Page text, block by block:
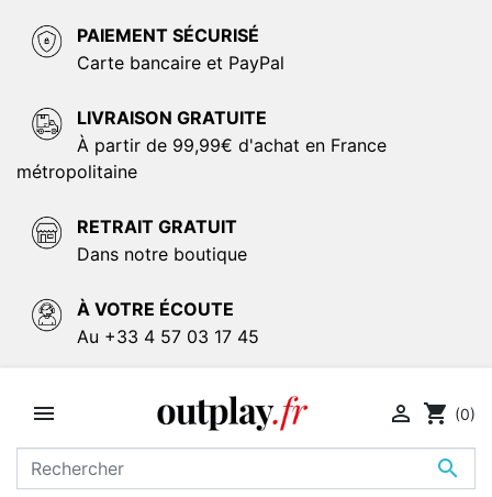
PAIEMENT SÉCURISÉ
Carte bancaire et PayPal
LIVRAISON GRATUITE
À partir de 99,99€ d'achat en France
métropolitaine
RETRAIT GRATUIT
Dans notre boutique
À VOTRE ÉCOUTE
Au +33 4 57 03 17 45


 shopping_cart (0)